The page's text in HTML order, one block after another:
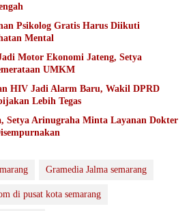
Psikolog Gratis Harus Diikuti
Mental
Motor Ekonomi Jateng, Setya
UMKM
HIV Jadi Alarm Baru, Wakil DPRD
Lebih Tegas
Setya Arinugraha Minta Layanan Dokter
Gramedia Jalma semarang
di pusat kota semarang